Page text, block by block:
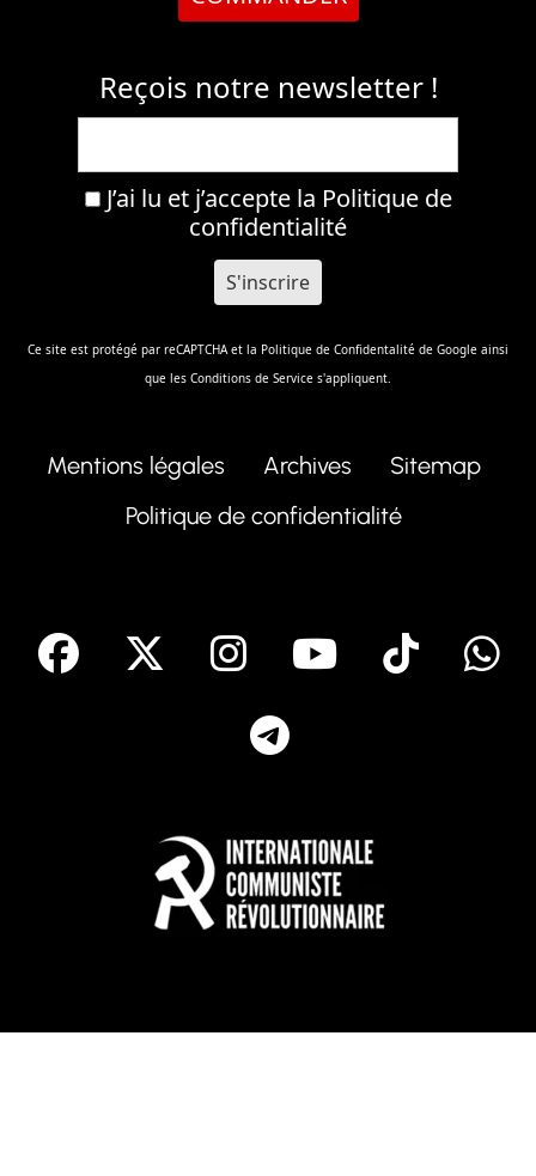
Reçois notre newsletter !
J’ai lu et j’accepte la Politique de
confidentialité
Ce site est protégé par reCAPTCHA et la Politique de Confidentalité de Google ainsi
que les Conditions de Service s'appliquent.
Mentions légales Archives
Sitemap
Politique de confidentialité
facebook Instagram
Youtube
Tik